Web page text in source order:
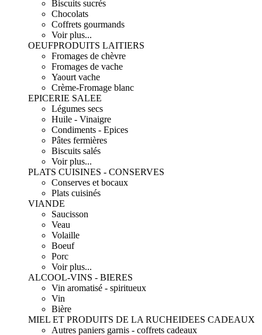
Biscuits sucrés
Chocolats
Coffrets gourmands
Voir plus...
OEUFPRODUITS LAITIERS
Fromages de chèvre
Fromages de vache
Yaourt vache
Crème-Fromage blanc
EPICERIE SALEE
Légumes secs
Huile - Vinaigre
Condiments - Epices
Pâtes fermières
Biscuits salés
Voir plus...
PLATS CUISINES - CONSERVES
Conserves et bocaux
Plats cuisinés
VIANDE
Saucisson
Veau
Volaille
Boeuf
Porc
Voir plus...
ALCOOL-VINS - BIERES
Vin aromatisé - spiritueux
Vin
Bière
MIEL ET PRODUITS DE LA RUCHEIDEES CADEAUX
Autres paniers garnis - coffrets cadeaux